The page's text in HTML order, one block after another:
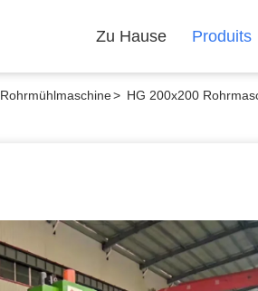
Zu Hause Produits
Rohrmühlmaschine> HG 200x200